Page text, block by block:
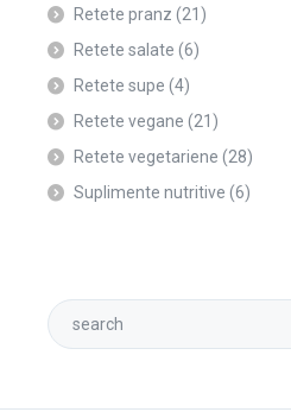
Retete pranz (21)
Retete salate (6)
Retete supe (4)
Retete vegane (21)
Retete vegetariene (28)
Suplimente nutritive (6)